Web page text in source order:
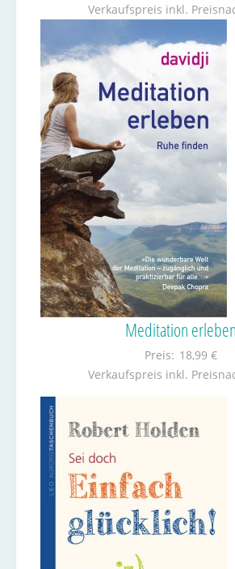
Verkaufspreis inkl.
Meditation erleben
Preis: 18,99 €
Verkaufspreis inkl.